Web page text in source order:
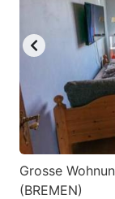
get
the
for
dates.
Grosse
(BREMEN)